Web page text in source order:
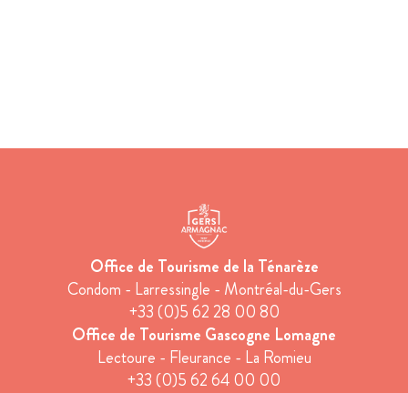
Office de Tourisme de la Ténarèze
Condom - Larressingle - Montréal-du-Gers
+33 (0)5 62 28 00 80
Office de Tourisme Gascogne Lomagne
Lectoure - Fleurance - La Romieu
+33 (0)5 62 64 00 00